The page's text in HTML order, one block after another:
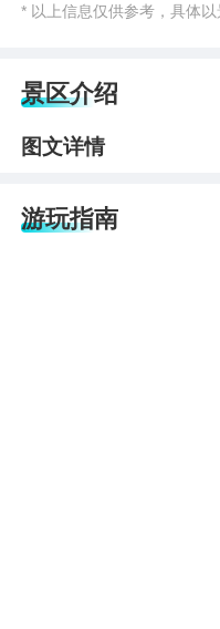
* 以上信息仅供参考，具体
景区介绍
图文详情
游玩指南